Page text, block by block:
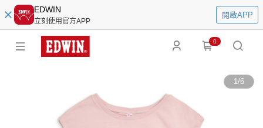
EDWIN
立刻使用官方APP
開啟APP
0
1/6